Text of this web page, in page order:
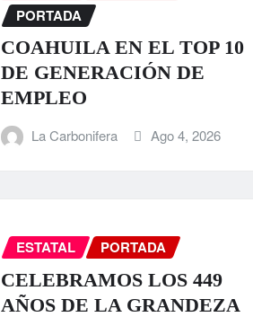
PORTADA
COAHUILA EN EL TOP 10
DE GENERACIÓN DE
EMPLEO
La Carbonifera Ago 4, 2026
ESTATAL PORTADA
CELEBRAMOS LOS 449
AÑOS DE LA GRANDEZA